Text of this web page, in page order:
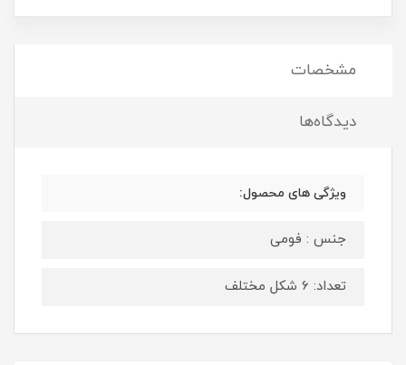
مشخصات
دیدگاه‌ها
ویژگی های محصول:
جنس : فومی
تعداد: 6 شکل مختلف